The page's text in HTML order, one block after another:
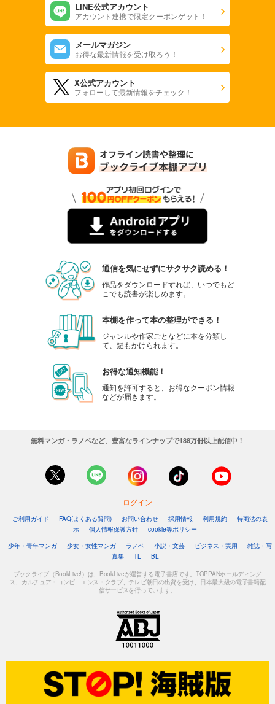
LINE公式アカウント
アカウント連携で限定クーポンゲット！
メールマガジン
お得な最新情報を受け取ろう！
X公式アカウント
フォローして最新情報をチェック！
通信を気にせずにサクサク読める！
作品をダウンロードすれば、いつでもど
こでも読書が楽しめます。
本棚を作って本の整理ができる！
ジャンルや作家ごとなどに本を分類し
て、鍵もかけられます。
お得な通知機能！
通知を許可すると、お得なクーポン情報
などが届きます。
無料マンガ・ラノベなど、豊富なラインナップで188万冊以上配信中！
ログイン
ご利用ガイド FAQ(よくある質問) お問い合わせ 採用情報 利用規約
特商法の表
示
個人情報保護方針
cookie等ポリシー
少年・青年マンガ
少女・女性マンガ ラノベ 小説・文芸 ビジネス・実用
雑誌・写
真集
TL BL
ブックライブ（BookLive!）は、BookLiveが運営する電子書店です。TOPPANホールディング
ス、カルチュア・コンビニエンス・クラブ、テレビ朝日の出資を受け、日本最大級の電子書籍配
信サービスを行っています。